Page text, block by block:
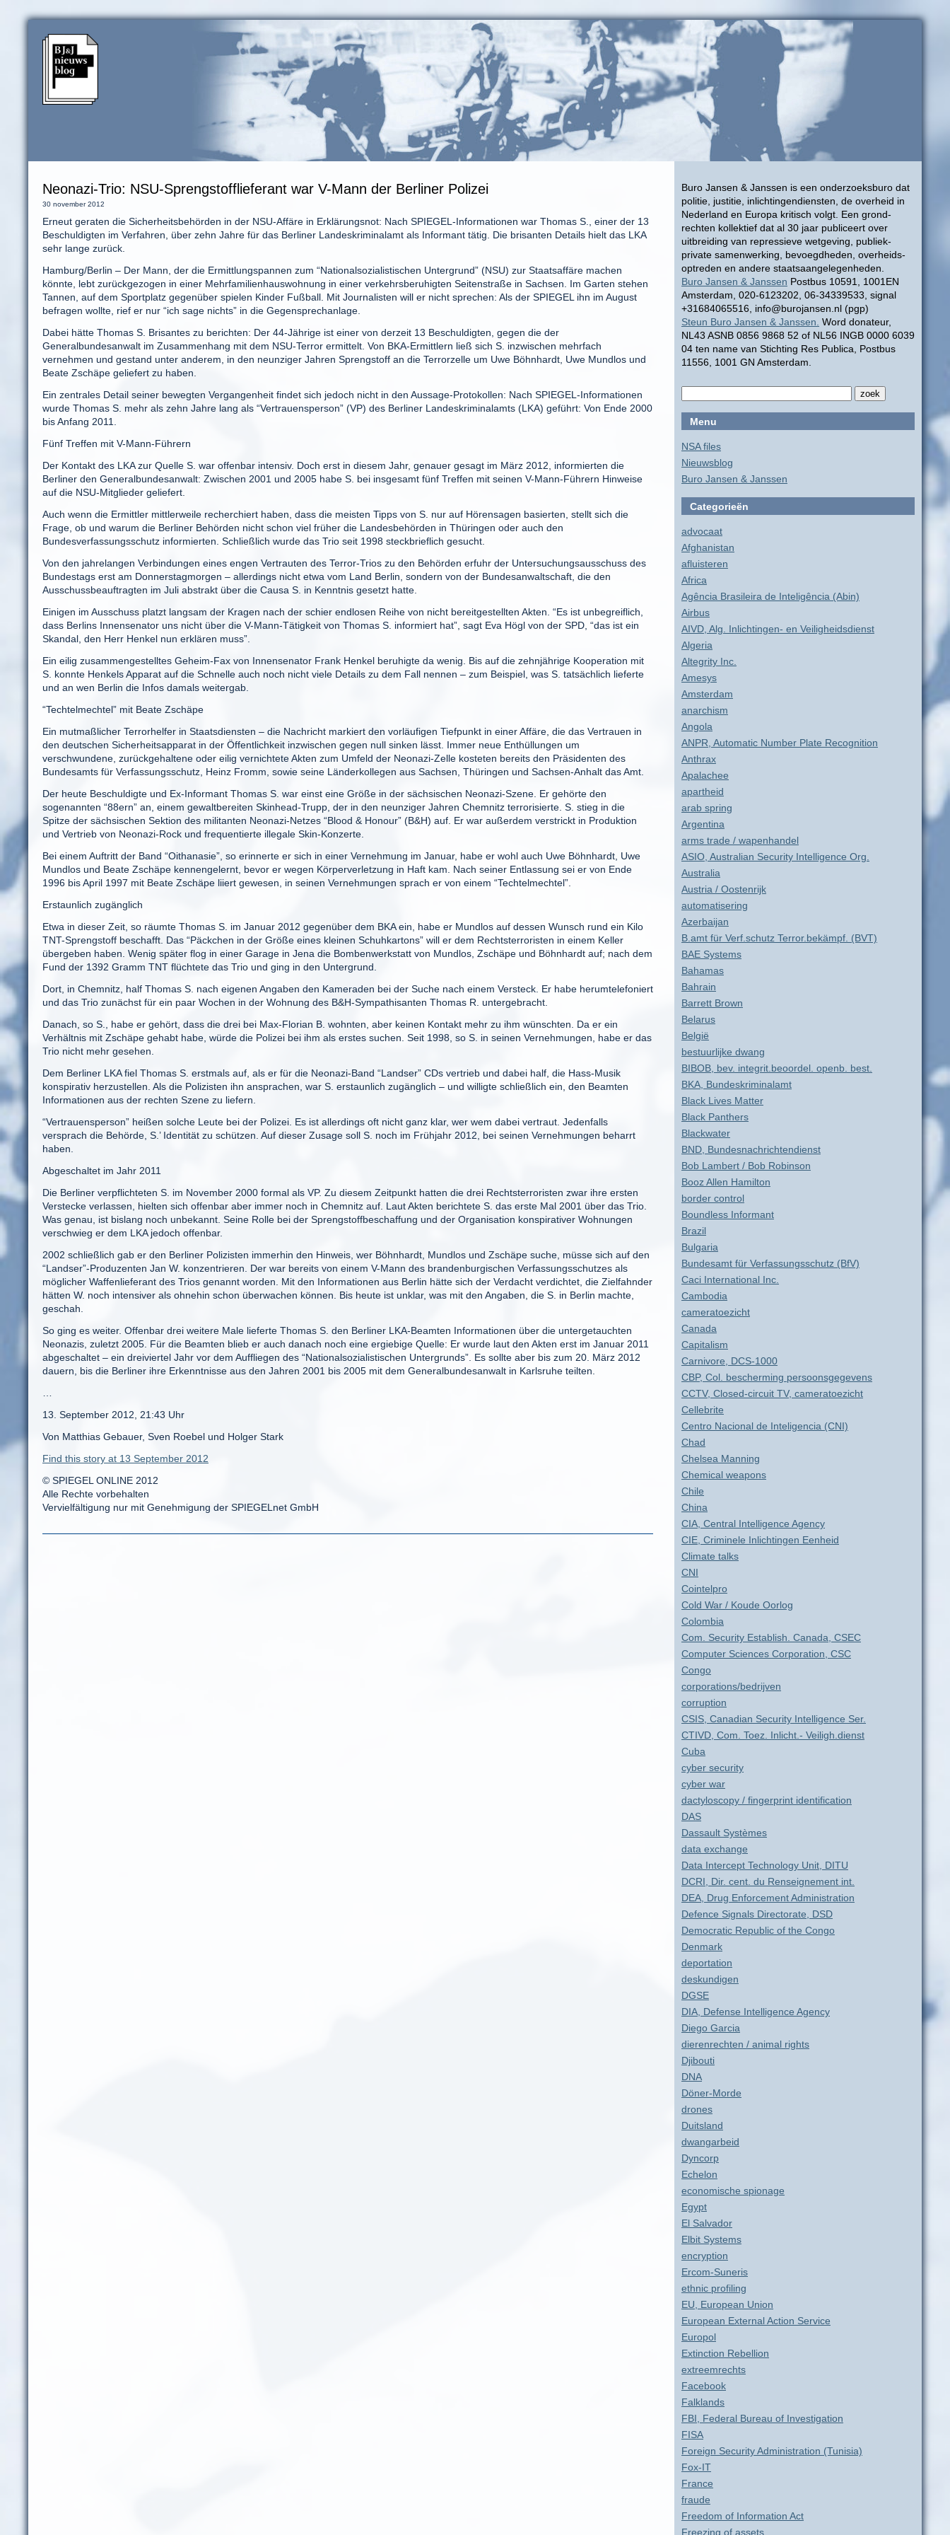
Buro Jansen & Janssen is een onderzoeksburo dat
politie, justitie, inlichtingendiensten, de overheid in
Nederland en Europa kritisch volgt. Een grond-
rechten kollektief dat al 30 jaar publiceert over
uitbreiding van repressieve wetgeving, publiek-
private samenwerking, bevoegdheden, overheids-
optreden en andere staatsaangelegenheden.
Buro Jansen & Janssen Postbus 10591, 1001EN
Amsterdam, 020-6123202, 06-34339533, signal
+31684065516, info@burojansen.nl (pgp)
Steun Buro Jansen & Janssen. Word donateur,
NL43 ASNB 0856 9868 52 of NL56 INGB 0000 6039
04 ten name van Stichting Res Publica, Postbus
11556, 1001 GN Amsterdam.
Menu
NSA files
Nieuwsblog
Buro Jansen & Janssen
Categorieën
advocaat
Afghanistan
afluisteren
Africa
Agência Brasileira de Inteligência (Abin)
Airbus
AIVD, Alg. Inlichtingen- en Veiligheidsdienst
Algeria
Altegrity Inc.
Amesys
Amsterdam
anarchism
Angola
ANPR, Automatic Number Plate Recognition
Anthrax
Apalachee
apartheid
arab spring
Argentina
arms trade / wapenhandel
ASIO, Australian Security Intelligence Org.
Australia
Austria / Oostenrijk
automatisering
Azerbaijan
B.amt für Verf.schutz Terror.bekämpf. (BVT)
BAE Systems
Bahamas
Bahrain
Barrett Brown
Belarus
België
bestuurlijke dwang
BIBOB, bev. integrit.beoordel. openb. best.
BKA, Bundeskriminalamt
Black Lives Matter
Black Panthers
Blackwater
BND, Bundesnachrichtendienst
Bob Lambert / Bob Robinson
Booz Allen Hamilton
border control
Boundless Informant
Brazil
Bulgaria
Bundesamt für Verfassungsschutz (BfV)
Caci International Inc.
Cambodia
cameratoezicht
Canada
Capitalism
Carnivore, DCS-1000
CBP, Col. bescherming persoonsgegevens
CCTV, Closed-circuit TV, cameratoezicht
Cellebrite
Centro Nacional de Inteligencia (CNI)
Chad
Chelsea Manning
Chemical weapons
Chile
China
CIA, Central Intelligence Agency
CIE, Criminele Inlichtingen Eenheid
Climate talks
CNI
Cointelpro
Cold War / Koude Oorlog
Colombia
Com. Security Establish. Canada, CSEC
Computer Sciences Corporation, CSC
Congo
corporations/bedrijven
corruption
CSIS, Canadian Security Intelligence Ser.
CTIVD, Com. Toez. Inlicht.- Veiligh.dienst
Cuba
cyber security
cyber war
dactyloscopy / fingerprint identification
DAS
Dassault Systèmes
data exchange
Data Intercept Technology Unit, DITU
DCRI, Dir. cent. du Renseignement int.
DEA, Drug Enforcement Administration
Defence Signals Directorate, DSD
Democratic Republic of the Congo
Denmark
deportation
deskundigen
DGSE
DIA, Defense Intelligence Agency
Diego Garcia
dierenrechten / animal rights
Djibouti
DNA
Döner-Morde
drones
Duitsland
dwangarbeid
Dyncorp
Echelon
economische spionage
Egypt
El Salvador
Elbit Systems
encryption
Ercom-Suneris
ethnic profiling
EU, European Union
European External Action Service
Europol
Extinction Rebellion
extreemrechts
Facebook
Falklands
FBI, Federal Bureau of Investigation
FISA
Foreign Security Administration (Tunisia)
Fox-IT
France
fraude
Freedom of Information Act
Freezing of assets
Neonazi-Trio: NSU-Sprengstofflieferant war V-Mann der Berliner Polizei
30 november 2012
Erneut geraten die Sicherheitsbehörden in der NSU-Affäre in Erklärungsnot: Nach SPIEGEL-Informationen war Thomas S., einer der 13
Beschuldigten im Verfahren, über zehn Jahre für das Berliner Landeskriminalamt als Informant tätig. Die brisanten Details hielt das LKA
sehr lange zurück.
Hamburg/Berlin – Der Mann, der die Ermittlungspannen zum “Nationalsozialistischen Untergrund” (NSU) zur Staatsaffäre machen
könnte, lebt zurückgezogen in einer Mehrfamilienhauswohnung in einer verkehrsberuhigten Seitenstraße in Sachsen. Im Garten stehen
Tannen, auf dem Sportplatz gegenüber spielen Kinder Fußball. Mit Journalisten will er nicht sprechen: Als der SPIEGEL ihn im August
befragen wollte, rief er nur “ich sage nichts” in die Gegensprechanlage.
Dabei hätte Thomas S. Brisantes zu berichten: Der 44-Jährige ist einer von derzeit 13 Beschuldigten, gegen die der
Generalbundesanwalt im Zusammenhang mit dem NSU-Terror ermittelt. Von BKA-Ermittlern ließ sich S. inzwischen mehrfach
vernehmen und gestand unter anderem, in den neunziger Jahren Sprengstoff an die Terrorzelle um Uwe Böhnhardt, Uwe Mundlos und
Beate Zschäpe geliefert zu haben.
Ein zentrales Detail seiner bewegten Vergangenheit findet sich jedoch nicht in den Aussage-Protokollen: Nach SPIEGEL-Informationen
wurde Thomas S. mehr als zehn Jahre lang als “Vertrauensperson” (VP) des Berliner Landeskriminalamts (LKA) geführt: Von Ende 2000
bis Anfang 2011.
Fünf Treffen mit V-Mann-Führern
Der Kontakt des LKA zur Quelle S. war offenbar intensiv. Doch erst in diesem Jahr, genauer gesagt im März 2012, informierten die
Berliner den Generalbundesanwalt: Zwischen 2001 und 2005 habe S. bei insgesamt fünf Treffen mit seinen V-Mann-Führern Hinweise
auf die NSU-Mitglieder geliefert.
Auch wenn die Ermittler mittlerweile recherchiert haben, dass die meisten Tipps von S. nur auf Hörensagen basierten, stellt sich die
Frage, ob und warum die Berliner Behörden nicht schon viel früher die Landesbehörden in Thüringen oder auch den
Bundesverfassungsschutz informierten. Schließlich wurde das Trio seit 1998 steckbrieflich gesucht.
Von den jahrelangen Verbindungen eines engen Vertrauten des Terror-Trios zu den Behörden erfuhr der Untersuchungsausschuss des
Bundestags erst am Donnerstagmorgen – allerdings nicht etwa vom Land Berlin, sondern von der Bundesanwaltschaft, die den
Ausschussbeauftragten im Juli abstrakt über die Causa S. in Kenntnis gesetzt hatte.
Einigen im Ausschuss platzt langsam der Kragen nach der schier endlosen Reihe von nicht bereitgestellten Akten. “Es ist unbegreiflich,
dass Berlins Innensenator uns nicht über die V-Mann-Tätigkeit von Thomas S. informiert hat”, sagt Eva Högl von der SPD, “das ist ein
Skandal, den Herr Henkel nun erklären muss”.
Ein eilig zusammengestelltes Geheim-Fax von Innensenator Frank Henkel beruhigte da wenig. Bis auf die zehnjährige Kooperation mit
S. konnte Henkels Apparat auf die Schnelle auch noch nicht viele Details zu dem Fall nennen – zum Beispiel, was S. tatsächlich lieferte
und an wen Berlin die Infos damals weitergab.
“Techtelmechtel” mit Beate Zschäpe
Ein mutmaßlicher Terrorhelfer in Staatsdiensten – die Nachricht markiert den vorläufigen Tiefpunkt in einer Affäre, die das Vertrauen in
den deutschen Sicherheitsapparat in der Öffentlichkeit inzwischen gegen null sinken lässt. Immer neue Enthüllungen um
verschwundene, zurückgehaltene oder eilig vernichtete Akten zum Umfeld der Neonazi-Zelle kosteten bereits den Präsidenten des
Bundesamts für Verfassungsschutz, Heinz Fromm, sowie seine Länderkollegen aus Sachsen, Thüringen und Sachsen-Anhalt das Amt.
Der heute Beschuldigte und Ex-Informant Thomas S. war einst eine Größe in der sächsischen Neonazi-Szene. Er gehörte den
sogenannten “88ern” an, einem gewaltbereiten Skinhead-Trupp, der in den neunziger Jahren Chemnitz terrorisierte. S. stieg in die
Spitze der sächsischen Sektion des militanten Neonazi-Netzes “Blood & Honour” (B&H) auf. Er war außerdem verstrickt in Produktion
und Vertrieb von Neonazi-Rock und frequentierte illegale Skin-Konzerte.
Bei einem Auftritt der Band “Oithanasie”, so erinnerte er sich in einer Vernehmung im Januar, habe er wohl auch Uwe Böhnhardt, Uwe
Mundlos und Beate Zschäpe kennengelernt, bevor er wegen Körperverletzung in Haft kam. Nach seiner Entlassung sei er von Ende
1996 bis April 1997 mit Beate Zschäpe liiert gewesen, in seinen Vernehmungen sprach er von einem “Techtelmechtel”.
Erstaunlich zugänglich
Etwa in dieser Zeit, so räumte Thomas S. im Januar 2012 gegenüber dem BKA ein, habe er Mundlos auf dessen Wunsch rund ein Kilo
TNT-Sprengstoff beschafft. Das “Päckchen in der Größe eines kleinen Schuhkartons” will er dem Rechtsterroristen in einem Keller
übergeben haben. Wenig später flog in einer Garage in Jena die Bombenwerkstatt von Mundlos, Zschäpe und Böhnhardt auf; nach dem
Fund der 1392 Gramm TNT flüchtete das Trio und ging in den Untergrund.
Dort, in Chemnitz, half Thomas S. nach eigenen Angaben den Kameraden bei der Suche nach einem Versteck. Er habe herumtelefoniert
und das Trio zunächst für ein paar Wochen in der Wohnung des B&H-Sympathisanten Thomas R. untergebracht.
Danach, so S., habe er gehört, dass die drei bei Max-Florian B. wohnten, aber keinen Kontakt mehr zu ihm wünschten. Da er ein
Verhältnis mit Zschäpe gehabt habe, würde die Polizei bei ihm als erstes suchen. Seit 1998, so S. in seinen Vernehmungen, habe er das
Trio nicht mehr gesehen.
Dem Berliner LKA fiel Thomas S. erstmals auf, als er für die Neonazi-Band “Landser” CDs vertrieb und dabei half, die Hass-Musik
konspirativ herzustellen. Als die Polizisten ihn ansprachen, war S. erstaunlich zugänglich – und willigte schließlich ein, den Beamten
Informationen aus der rechten Szene zu liefern.
“Vertrauensperson” heißen solche Leute bei der Polizei. Es ist allerdings oft nicht ganz klar, wer wem dabei vertraut. Jedenfalls
versprach die Behörde, S.’ Identität zu schützen. Auf dieser Zusage soll S. noch im Frühjahr 2012, bei seinen Vernehmungen beharrt
haben.
Abgeschaltet im Jahr 2011
Die Berliner verpflichteten S. im November 2000 formal als VP. Zu diesem Zeitpunkt hatten die drei Rechtsterroristen zwar ihre ersten
Verstecke verlassen, hielten sich offenbar aber immer noch in Chemnitz auf. Laut Akten berichtete S. das erste Mal 2001 über das Trio.
Was genau, ist bislang noch unbekannt. Seine Rolle bei der Sprengstoffbeschaffung und der Organisation konspirativer Wohnungen
verschwieg er dem LKA jedoch offenbar.
2002 schließlich gab er den Berliner Polizisten immerhin den Hinweis, wer Böhnhardt, Mundlos und Zschäpe suche, müsse sich auf den
“Landser”-Produzenten Jan W. konzentrieren. Der war bereits von einem V-Mann des brandenburgischen Verfassungsschutzes als
möglicher Waffenlieferant des Trios genannt worden. Mit den Informationen aus Berlin hätte sich der Verdacht verdichtet, die Zielfahnder
hätten W. noch intensiver als ohnehin schon überwachen können. Bis heute ist unklar, was mit den Angaben, die S. in Berlin machte,
geschah.
So ging es weiter. Offenbar drei weitere Male lieferte Thomas S. den Berliner LKA-Beamten Informationen über die untergetauchten
Neonazis, zuletzt 2005. Für die Beamten blieb er auch danach noch eine ergiebige Quelle: Er wurde laut den Akten erst im Januar 2011
abgeschaltet – ein dreiviertel Jahr vor dem Auffliegen des “Nationalsozialistischen Untergrunds”. Es sollte aber bis zum 20. März 2012
dauern, bis die Berliner ihre Erkenntnisse aus den Jahren 2001 bis 2005 mit dem Generalbundesanwalt in Karlsruhe teilten.
13. September 2012, 21:43 Uhr
Von Matthias Gebauer, Sven Roebel und Holger Stark
Find this story at 13 September 2012
© SPIEGEL ONLINE 2012
Alle Rechte vorbehalten
Vervielfältigung nur mit Genehmigung der SPIEGELnet GmbH